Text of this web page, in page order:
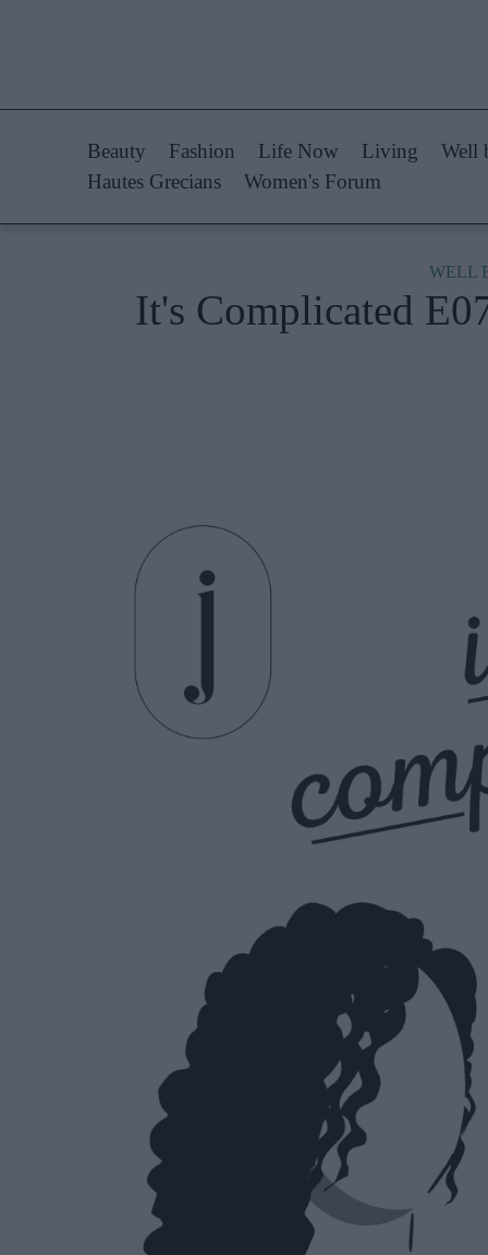
Styling Tips
Fashion News
Woman Power
Hautes Grecians
Beauty Fashion Life Now Living Well
Hautes Grecians
Women's Forum
WELL
It's Complicated